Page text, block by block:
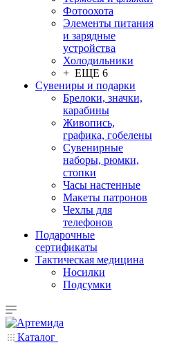
Фотоохота
Элементы питания
и зарядные
устройства
Холодильники
+ ЕЩЕ 6
Сувениры и подарки
Брелоки, значки,
карабины
Живопись,
графика, гобелены
Сувенирные
наборы, рюмки,
стопки
Часы настенные
Макеты патронов
Чехлы для
телефонов
Подарочные
сертификаты
Тактическая медицина
Носилки
Подсумки
Каталог